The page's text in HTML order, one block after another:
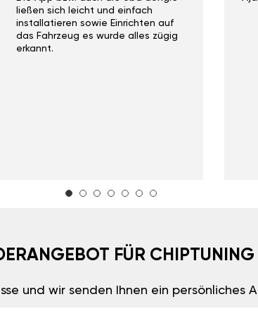
ließen sich leicht und einfach
installatieren sowie Einrichten auf
das Fahrzeug es wurde alles zügig
erkannt.
FÜR CHIPTUNING
und wir senden Ihnen ein persönliches